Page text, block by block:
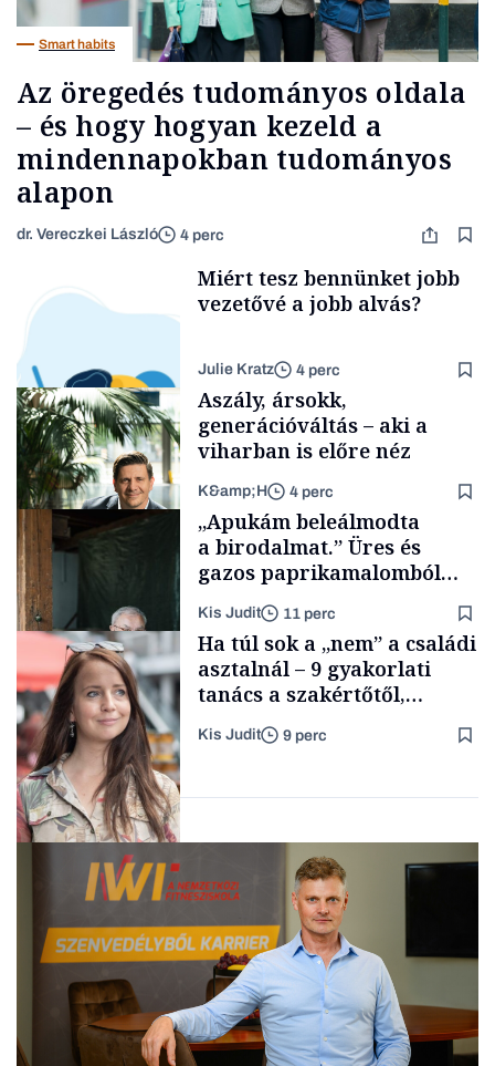
Smart habits
Az öregedés tudományos oldala
– és hogy hogyan kezeld a
mindennapokban tudományos
alapon
dr. Vereczkei László 4 perc
Smart habits
Miért tesz bennünket jobb
vezetővé a jobb alvás?
Julie Kratz 4 perc
TÁMOGATÓI
TARTALOM
Aszály, ársokk,
generációváltás – aki a
viharban is előre néz
K&amp;H 4 perc
Családi
vállalkozások
„Apukám beleálmodta
a birodalmat.” Üres és
gazos paprikamalomból
lett az igazi családi
fűszersztori
Kis Judit 11 perc
Ha túl sok a „nem” a családi
asztalnál – 9 gyakorlati
tanács a szakértőtől,
hogyan legyünk jól etető
szülők
Kis Judit 9 perc